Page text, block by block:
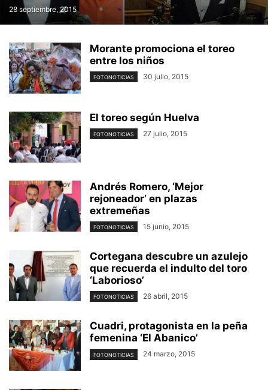
28 septiembre, 2015
Morante promociona el toreo
entre los niños
FOTONOTICIAS 30 julio, 2015
El toreo según Huelva
FOTONOTICIAS 27 julio, 2015
Andrés Romero, ‘Mejor
rejoneador’ en plazas
extremeñas
FOTONOTICIAS 15 junio, 2015
Cortegana descubre un azulejo
que recuerda el indulto del toro
‘Laborioso’
FOTONOTICIAS 26 abril, 2015
Cuadri, protagonista en la peña
femenina ‘El Abanico’
FOTONOTICIAS 24 marzo, 2015